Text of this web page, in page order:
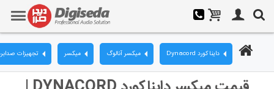
تجهیزات میکسر میکسر آنالوگ دایناکورد Dynacord